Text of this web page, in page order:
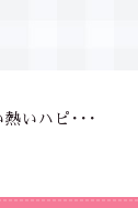
いハピ･･･